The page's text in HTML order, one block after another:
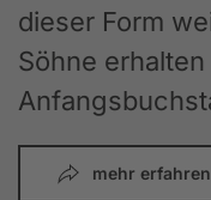
dieser Form
Söhne
mehr erfahren